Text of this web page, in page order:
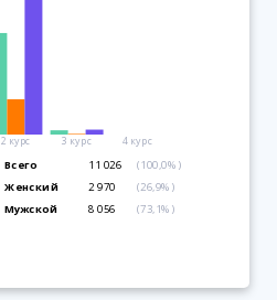
2 курс 3 курс 4 курс
Всего 11 026
(100,0%)
Женский
2 970
(26,9%)
Мужской
8 056 (73,1%)